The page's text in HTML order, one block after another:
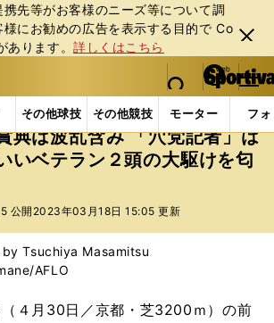
先等がお客様のニーズ等について調
にお勧めの広告を表⽰する⽬的で Co
あります。詳しくはこちら
閉じ
る
web Sportiva (webスポルティーバ)
検索
マイペ
ー
ジ
メニュ
その他球技 その他競技 モーター フ
覧 競馬 近年の阪神大賞典は波乱含み
典は波乱含み 「穴党記者」は
いベテラン２頭の大駆けを匂
公開 2023年03月18日 15:05 更新
Tsuchiya Masamitsu
AFLO
４月30日／京都・芝3200ｍ）の前